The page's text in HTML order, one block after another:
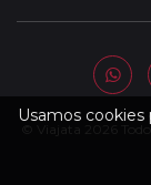
Usamos cookies
© Viajata 2026